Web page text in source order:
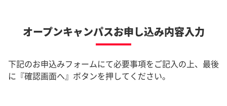
オープンキャンパスお申し込み内容入力
下記のお申込みフォームにて必要事項をご記入の上、最後
に『確認画面へ』ボタンを押してください。